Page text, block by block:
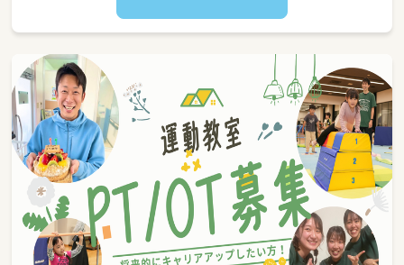
◎担当制保育もしていますよ。
◎ピアノも弾きません。（苦手な人でも大丈
夫！）